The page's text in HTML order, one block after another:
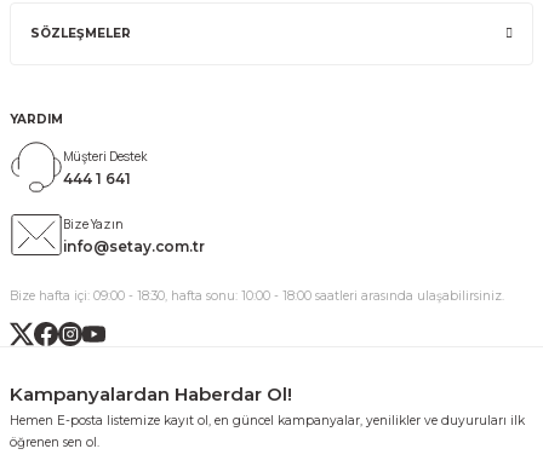
SÖZLEŞMELER
YARDIM
Müşteri Destek
444 1 641
Bize Yazın
info@setay.com.tr
Bize hafta içi: 09:00 - 18:30, hafta sonu: 10:00 - 18:00 saatleri arasında ulaşabilirsiniz.
Kampanyalardan Haberdar Ol!
Hemen E-posta listemize kayıt ol, en güncel kampanyalar, yenilikler ve duyuruları ilk
öğrenen sen ol.